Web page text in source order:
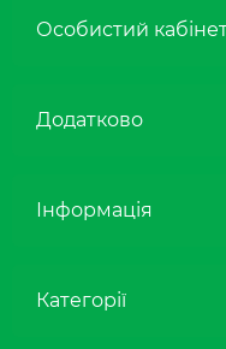
Особистий
Додатково
Інформація
Категорії